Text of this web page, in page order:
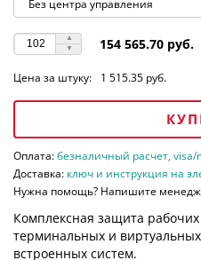
154 565.70 руб.
Цена за штуку: 1 515.35 руб.
Оплата:безналичный расчет, visa/
Доставка: ключ и инструкция на
Нужна помощь? Напишите
Комплексная защита
терминальных и
встроенных систем.